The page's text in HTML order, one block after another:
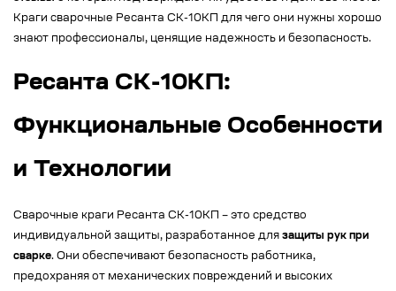
Краги сварочные Ресанта СК-10КП для чего они нужны хорошо
знают профессионалы, ценящие надежность и безопасность.
Ресанта СК-10КП:
Функциональные Особенности
и Технологии
Сварочные краги Ресанта СК-10КП – это средство
индивидуальной защиты, разработанное для защиты рук при
сварке. Они обеспечивают безопасность работника,
предохраняя от механических повреждений и высоких